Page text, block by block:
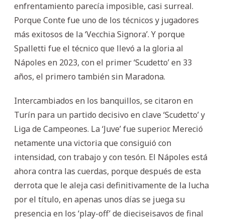
enfrentamiento parecía imposible, casi surreal.
Porque Conte fue uno de los técnicos y jugadores
más exitosos de la ‘Vecchia Signora’. Y porque
Spalletti fue el técnico que llevó a la gloria al
Nápoles en 2023, con el primer ‘Scudetto’ en 33
años, el primero también sin Maradona.
Intercambiados en los banquillos, se citaron en
Turín para un partido decisivo en clave ‘Scudetto’ y
Liga de Campeones. La ‘Juve’ fue superior. Mereció
netamente una victoria que consiguió con
intensidad, con trabajo y con tesón. El Nápoles está
ahora contra las cuerdas, porque después de esta
derrota que le aleja casi definitivamente de la lucha
por el título, en apenas unos días se juega su
presencia en los ‘play-off’ de dieciseisavos de final